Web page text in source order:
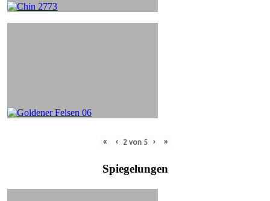
« ‹ 2von 5 › »
Spiegelungen